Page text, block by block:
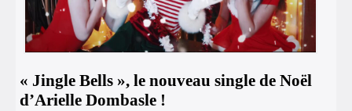
« Jingle Bells », le nouveau single de Noël
d’Arielle Dombasle !